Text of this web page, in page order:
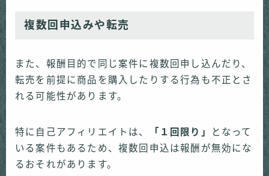
複数回申込みや転売
また、報酬目的で同じ案件に複数回申し込んだり、
転売を前提に商品を購入したりする行為も不正とさ
れる可能性があります。
特に自己アフィリエイトは、 「１回限り」
となって
いる案件もあるため、複数回申込は報酬が無効にな
るおそれがあります。